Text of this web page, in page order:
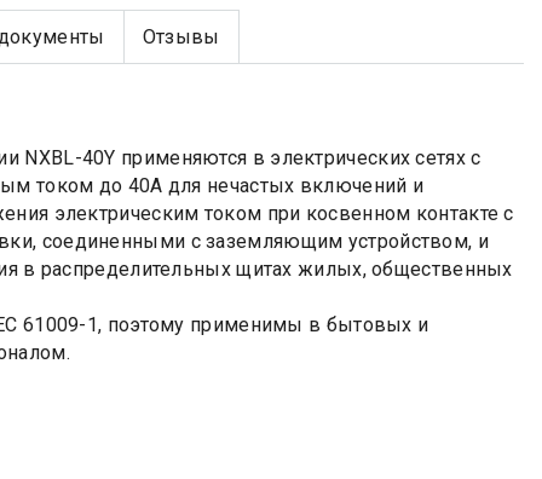
Отзывы
40Y применяются в электрических сетях с
током до 40А для нечастых включений и
электрическим током при косвенном контакте с
соединенными с заземляющим устройством, и
в распределительных щитах жилых, общественных
61009-1, поэтому применимы в бытовых и